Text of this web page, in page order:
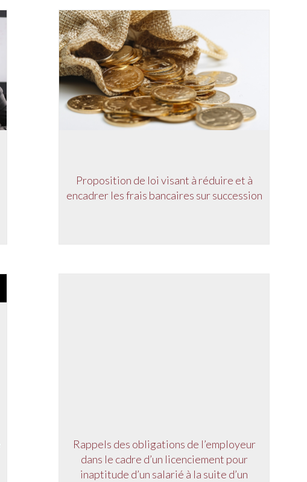
Proposition de loi visant à réduire et à
encadrer les frais bancaires sur succession
Rappels des obligations de l’employeur
dans le cadre d’un licenciement pour
inaptitude d’un salarié à la suite d’un